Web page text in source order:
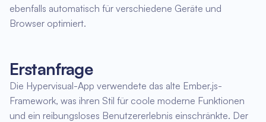
ebenfalls automatisch für verschiedene Geräte und
Browser optimiert.
Erstanfrage
Die Hypervisual-App verwendete das alte Ember.js-
Framework, was ihren Stil für coole moderne Funktionen
und ein reibungsloses Benutzererlebnis einschränkte. Der